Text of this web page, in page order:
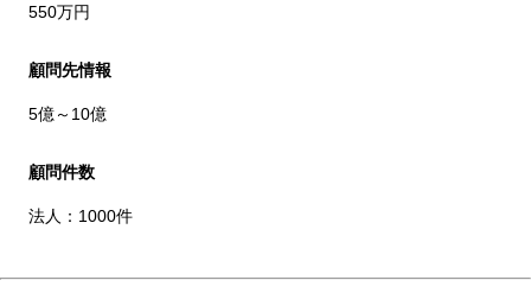
550万円
顧問先情報
5億～10億
顧問件数
法人：1000件